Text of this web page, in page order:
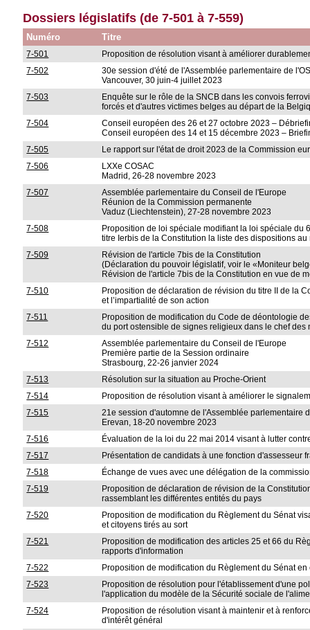
Dossiers législatifs (de 7-501 à 7-559)
Numéro Titre
7-501
Proposition de résolution visant à améliorer
7-502
30e session d'été de l'Assemblée parlementaire de
Vancouver, 30 juin-4 juillet 2023
7-503
Enquête sur le rôle de la SNCB dans les convois
forcés et d'autres victimes belges au départ de la
7-504
Conseil européen des 26 et 27 octobre 2023 –
Conseil européen des 14 et 15 décembre 2023 –
7-505
Le rapport sur l'état de droit 2023 de la Commission
7-506
LXXe COSAC
Madrid, 26-28 novembre 2023
7-507
Assemblée parlementaire du Conseil de l'Europe
Réunion de la Commission permanente
Vaduz (Liechtenstein), 27-28 novembre 2023
7-508
Proposition de loi spéciale modifiant la loi spéciale du
titre Ierbis de la Constitution la liste des dispositions
7-509
Révision de l'article 7bis de la Constitution
(Déclaration du pouvoir législatif, voir le «Moniteur
Révision de l'article 7bis de la Constitution en vue de
7-510
Proposition de déclaration de révision du titre II de la
et l’impartialité de son action
7-511
Proposition de modification du Code de déontologie
du port ostensible de signes religieux dans le chef
7-512
Assemblée parlementaire du Conseil de l'Europe
Première partie de la Session ordinaire
Strasbourg, 22-26 janvier 2024
7-513
Résolution sur la situation au Proche-Orient
7-514
Proposition de résolution visant à améliorer le
7-515
21e session d'automne de l'Assemblée parlementaire
Erevan, 18-20 novembre 2023
7-516
Évaluation de la loi du 22 mai 2014 visant à lutter
7-517
Présentation de candidats à une fonction d'assesseur
7-518
Échange de vues avec une délégation de la
7-519
Proposition de déclaration de révision de la
rassemblant les différentes entités du pays
7-520
Proposition de modification du Règlement du Sénat
et citoyens tirés au sort
7-521
Proposition de modification des articles 25 et 66 du
rapports d'information
7-522
Proposition de modification du Règlement du Sénat
7-523
Proposition de résolution pour l'établissement d'une
l'application du modèle de la Sécurité sociale de
7-524
Proposition de résolution visant à maintenir et à
d'intérêt général